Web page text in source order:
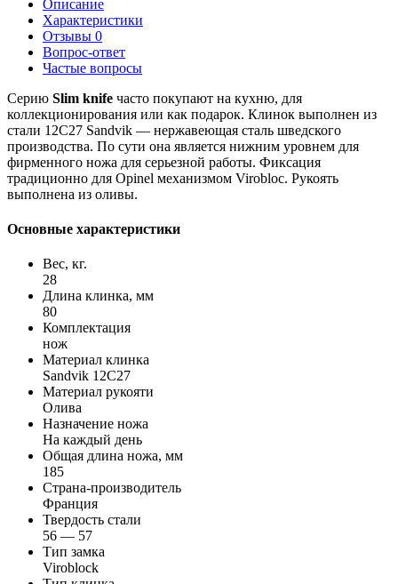
Описание
Характеристики
Отзывы 0
Вопрос-ответ
Частые вопросы
Серию Slim knife часто покупают на кухню, для
коллекционирования или как подарок. Клинок выполнен из
стали 12C27 Sandvik — нержавеющая сталь шведского
производства. По сути она является нижним уровнем для
фирменного ножа для серьезной работы. Фиксация
традиционно для Opinel механизмом Virobloc. Рукоять
выполнена из оливы.
Основные характеристики
Вес, кг.
28
Длина клинка, мм
80
Комплектация
нож
Материал клинка
Sandvik 12C27
Материал рукояти
Олива
Назначение ножа
На каждый день
Общая длина ножа, мм
185
Страна-производитель
Франция
Твердость стали
56 — 57
Тип замка
Viroblock